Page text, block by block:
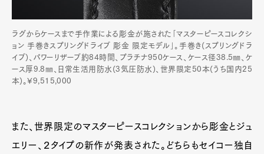
ラグからケースまで手作業による彫金が施された｢マスターピースコレクシ
ョン 手巻きスプリングドライブ 彫金 限定モデル｣。手巻き(スプリングドラ
イブ)、パワーリザーブ約84時間、プラチナ950ケース、ケース径38.5㎜、ケ
ース厚9.8㎜、日常生活用防水(3気圧防水)、世界限定50本(うち国内25
本)。¥9,515,000
また、世界限定のマスターピースコレクションから彫金とジュ
エリー、２タイプの新作が発表された。どちらもセイコー独自